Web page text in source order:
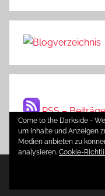
RSS – Beiträge
WordPress-
Come to the Darkside -
um Inhalte und Anzeigen
Medien anbieten zu
analysieren. Cookie-